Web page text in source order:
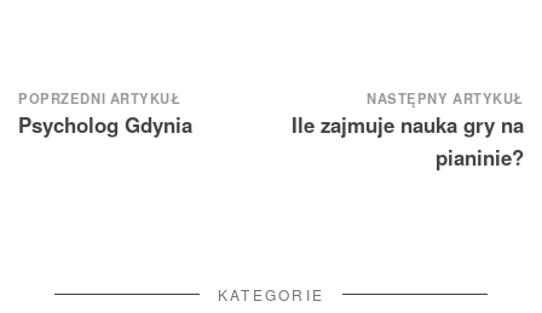
Nawigacja
wpisu
POPRZEDNI ARTYKUŁ
Psycholog Gdynia
NASTĘPNY ARTYKUŁ
Ile zajmuje nauka gry na
pianinie?
KATEGORIE